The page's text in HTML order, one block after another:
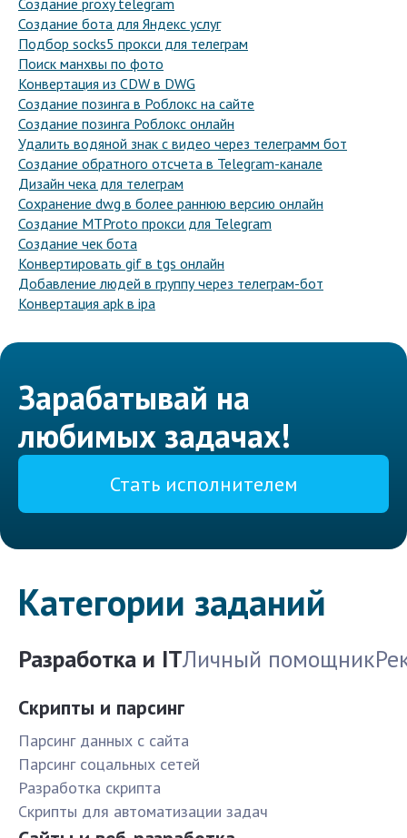
Создание proxy telegram
Создание бота для Яндекс услуг
Подбор socks5 прокси для телеграм
Поиск манхвы по фото
Конвертация из CDW в DWG
Создание позинга в Роблокс на сайте
Создание позинга Роблокс онлайн
Удалить водяной знак с видео через телеграмм бот
Создание обратного отсчета в Telegram-канале
Дизайн чека для телеграм
Сохранение dwg в более раннюю версию онлайн
Создание MTProto прокси для Telegram
Создание чек бота
Конвертировать gif в tgs онлайн
Добавление людей в группу через телеграм-бот
Конвертация apk в ipa
Зарабатывай на
любимых задачах!
Стать исполнителем
Категории заданий
Разработка и ITЛичный помощник
Скрипты и парсинг
Парсинг данных с сайта
Парсинг соцальных сетей
Разработка скрипта
Скрипты для автоматизации задач